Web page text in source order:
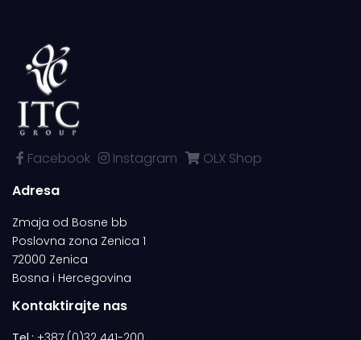
Facebook Instagram
OLX Shop
Adresa
Zmaja od Bosne bb
Poslovna zona Zenica 1
72000 Zenica
Bosna i Hercegovina
Kontaktirajte nas